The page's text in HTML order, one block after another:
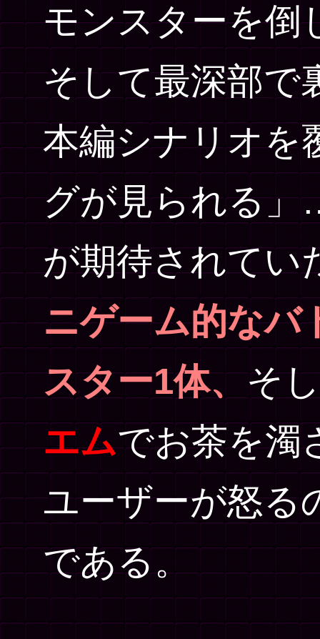
モンスターを倒
そして最深部で
本編シナリオを
グが見られる
が期待されてい
ニゲーム的なバ
スター1体、そ
エムでお茶を濁
ユーザーが怒る
である。